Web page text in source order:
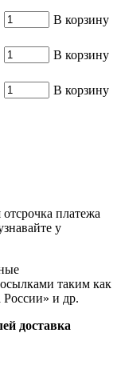
В корзину
В корзину
В корзину
платежа
у
таким как
и др.
доставка